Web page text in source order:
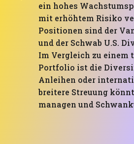
ein hohes
mit erhöhtem Risiko
Positionen sind der
und der Schwab U.S.
Im Vergleich zu einem
Portfolio ist die
Anleihen oder
breitere Streuung
managen und